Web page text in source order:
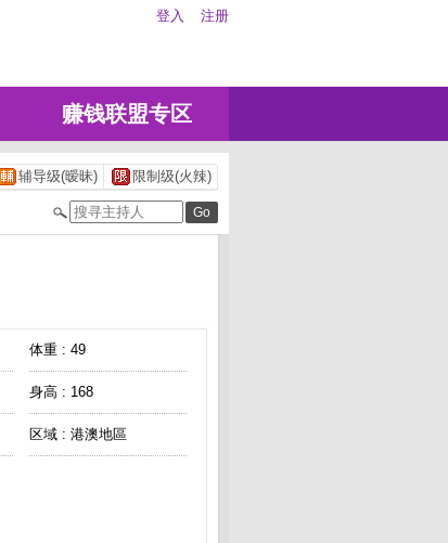
登入 注册
赚钱联盟专区
辅导级(暧昧) 限制级(火辣)
体重 : 49
身高 : 168
区域 : 港澳地區